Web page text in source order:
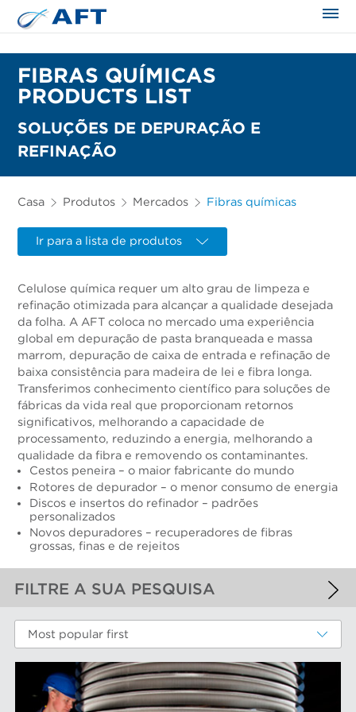
FIBRAS QUÍMICAS
PRODUCTS LIST
SOLUÇÕES DE DEPURAÇÃO E
REFINAÇÃO
Casa Produtos Mercados Fibras químicas
Ir para a lista de produtos
Celulose química requer um alto grau de limpeza e
refinação otimizada para alcançar a qualidade desejada
da folha. A AFT coloca no mercado uma experiência
global em depuração de pasta branqueada e massa
marrom, depuração de caixa de entrada e refinação de
baixa consistência para madeira de lei e fibra longa.
Transferimos conhecimento científico para soluções de
fábricas da vida real que proporcionam retornos
significativos, melhorando a capacidade de
processamento, reduzindo a energia, melhorando a
qualidade da fibra e removendo os contaminantes.
Cestos peneira – o maior fabricante do mundo
Rotores de depurador – o menor consumo de energia
Discos e insertos do refinador – padrões
personalizados
Novos depuradores – recuperadores de fibras
grossas, finas e de rejeitos
FILTRE A SUA PESQUISA
FILTROS APLICADOS
Fibras químicas
MAIS FILTROS
Most popular first